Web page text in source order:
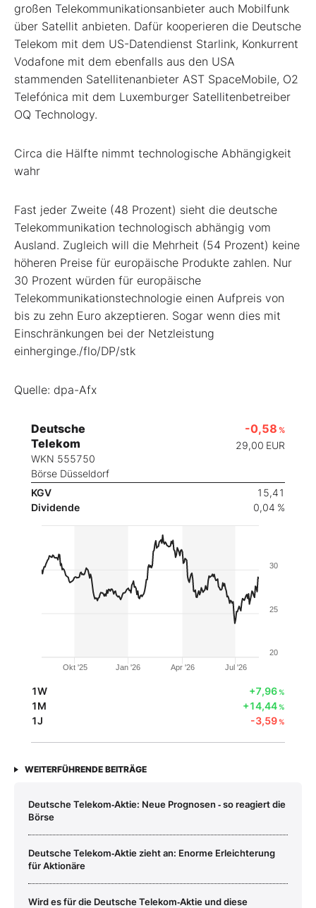
großen Telekommunikationsanbieter auch Mobilfunk
über Satellit anbieten. Dafür kooperieren die Deutsche
Telekom mit dem US-Datendienst Starlink, Konkurrent
Vodafone mit dem ebenfalls aus den USA
stammenden Satellitenanbieter AST SpaceMobile, O2
Telefónica mit dem Luxemburger Satellitenbetreiber
OQ Technology.
Circa die Hälfte nimmt technologische Abhängigkeit
wahr
Fast jeder Zweite (48 Prozent) sieht die deutsche
Telekommunikation technologisch abhängig vom
Ausland. Zugleich will die Mehrheit (54 Prozent) keine
höheren Preise für europäische Produkte zahlen. Nur
30 Prozent würden für europäische
Telekommunikationstechnologie einen Aufpreis von
bis zu zehn Euro akzeptieren. Sogar wenn dies mit
Einschränkungen bei der Netzleistung
einherginge./flo/DP/stk
Quelle: dpa-Afx
Deutsche
Telekom
WKN 555750
Börse Düsseldorf
-0,58 %
29,00 EUR
KGV
15,41
Dividende
0,04 %
Okt '25 Jan '26 Apr '26 Jul '26
20
25
30
1W +7,96%
1M +14,44%
1J -3,59%
WEITERFÜHRENDE BEITRÄGE
Deutsche Telekom‑Aktie: Neue Prognosen ‑ so reagiert die
Börse
Deutsche Telekom‑Aktie zieht an: Enorme Erleichterung
für Aktionäre
Wird es für die Deutsche Telekom‑Aktie und diese